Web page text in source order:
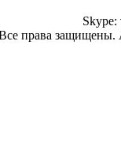
Skype:
права защищены.